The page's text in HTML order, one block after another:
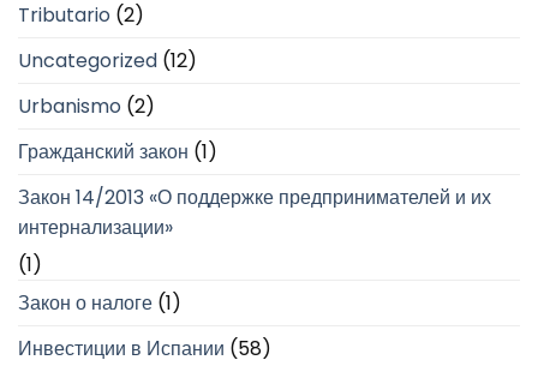
Tributario (2)
Uncategorized (12)
Urbanismo (2)
Гражданский закон (1)
Закон 14/2013 «О поддержке предпринимателей и их
интернализации»
(1)
Закон о налоге (1)
Инвестиции в Испании (58)